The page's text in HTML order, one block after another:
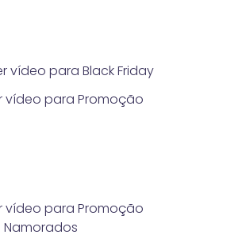
vídeo para Black Friday
vídeo para Promoção
vídeo para Promoção